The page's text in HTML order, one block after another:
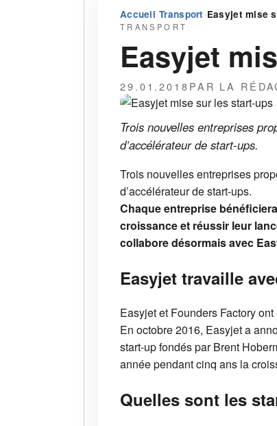
Accueil›Transport ›Easyjet mise
TRANSPORT
Easyjet
29.01.2018PAR LA
Trois nouvelles entreprises
d’accélérateur de start-ups.
Trois nouvelles entreprises
d’accélérateur de start-ups.
Chaque entreprise
croissance et réussir leur
collabore désormais avec
Easyjet travaille
Easyjet et Founders Factory
En octobre 2016, Easyjet a
start-up fondés par Brent
année pendant cinq ans la
Quelles sont les